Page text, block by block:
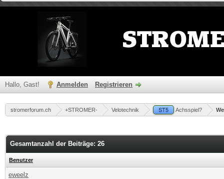
Hallo, Gast! Anmelden Registrieren
stromerforum.ch +STROMER- Velotechnik ST5 Achsspiel?
Gesamtanzahl der Beiträge: 26
Benutzer
eweelz